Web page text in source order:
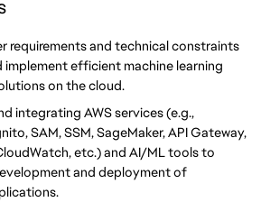
requirements and technical constraints
implement efficient machine learning
on the cloud.
integrating AWS services (e.g.,
SAM, SSM, SageMaker, API Gateway,
etc.) and AI/ML tools to
and deployment of